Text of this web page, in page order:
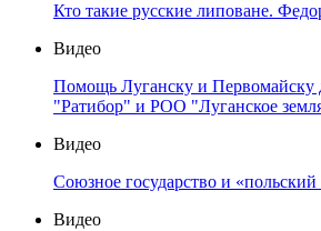
Кто такие русские липоване.
Видео
Помощь Луганску и Первомайску
"Ратибор" и РОО "Луганское
Видео
Союзное государство и «польский
Видео